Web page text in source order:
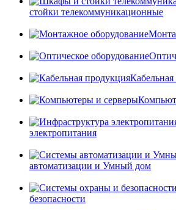
стойки телекоммуникационные
электропитания
автоматизации и Умный дом
безопасности